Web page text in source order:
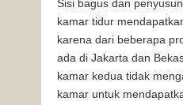
Sisi bagus dan
kamar tidur
karena dari beberapa
ada di Jakarta dan
kamar kedua tidak
kamar untuk